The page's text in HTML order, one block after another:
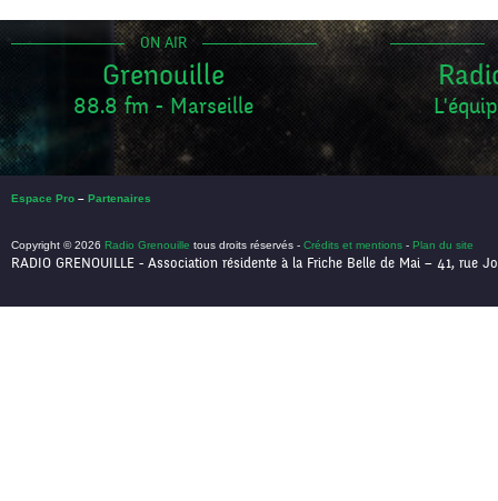
ON AIR
Grenouille
88.8 fm - Marseille
Espace Pro – Partenaires
Copyright © 2026 Radio Grenouille tous droits réservés - Crédits et mentions - Plan du site
RADIO GRENOUILLE - Association résidente à la Friche Belle de Mai – 41, rue